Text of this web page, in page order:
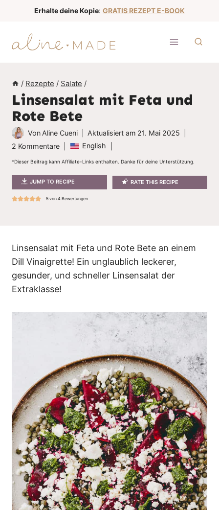
Erhalte deine Kopie: GRATIS REZEPT E-BOOK
/ Rezepte / Salate /
Linsensalat mit Feta und
Rote Bete
Von Aline Cueni Aktualisiert am 21. Mai 2025
2 Kommentare
English
*Dieser Beitrag kann Affiliate-Links enthalten. Danke für deine Unterstützung.
JUMP TO RECIPE RATE THIS RECIPE
5von4 Bewertungen
Linsensalat mit Feta und Rote Bete an einem
Dill Vinaigrette! Ein unglaublich leckerer,
gesunder, und schneller Linsensalat der
Extraklasse!